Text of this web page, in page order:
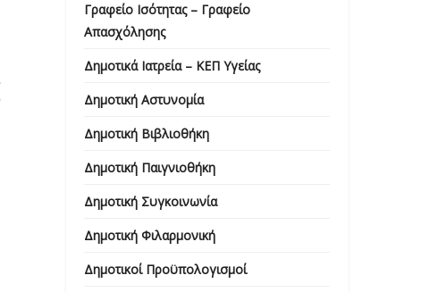
Γραφείο Ισότητας – Γραφείο
Απασχόλησης
Δημοτικά Ιατρεία – ΚΕΠ Υγείας
Δημοτική Αστυνομία
Δημοτική Βιβλιοθήκη
Δημοτική Παιγνιοθήκη
Δημοτική Συγκοινωνία
Δημοτική Φιλαρμονική
Δημοτικοί Προϋπολογισμοί